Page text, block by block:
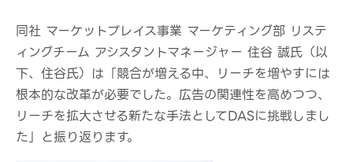
同社 マーケットプレイス事業 マーケティング部 リステ
ィングチーム アシスタントマネージャー 住谷 誠氏（以
下、住谷氏）は「競合が増える中、リーチを増やすには
根本的な改革が必要でした。広告の関連性を高めつつ、
リーチを拡大させる新たな手法としてDASに挑戦しまし
た」と振り返ります。